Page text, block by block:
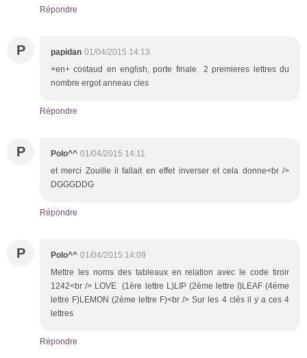
Répondre
P papidan 01/04/2015 14:13
+en+ costaud en english, porte finale 2 premieres lettres du
nombre ergot anneau cles
Répondre
P Polo^^ 01/04/2015 14:11
et merci Zouille il fallait en effet inverser et cela donne<br />
DGGGDDG
Répondre
P Polo^^ 01/04/2015 14:09
Mettre les noms des tableaux en relation avec le code tiroir
1242<br /> LOVE (1ère lettre L)LIP (2ème lettre I)LEAF (4ème
lettre F)LEMON (2ème lettre F)<br /> Sur les 4 clés il y a ces 4
lettres
Répondre